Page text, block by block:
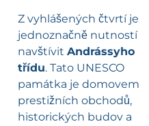
Z vyhlášených čtvrtí je
jednoznačně nutností
navštívit Andrássyho
třídu. Tato UNESCO
památka je domovem
prestižních obchodů,
historických budov a